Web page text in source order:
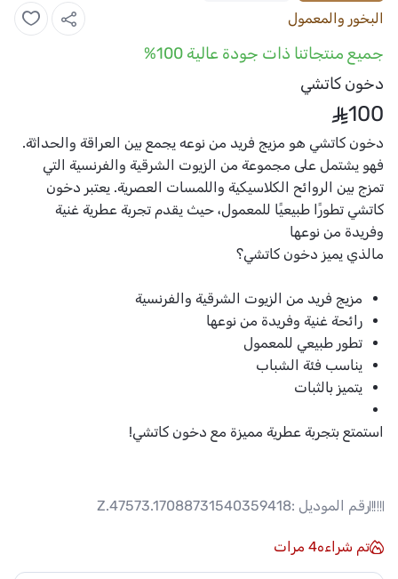
البخور والمعمول
جميع منتجاتنا ذات جودة عالية 100%
دخون كاتشي
100
دخون كاتشي هو مزيج فريد من نوعه يجمع بين العراقة والحداثة.
فهو يشتمل على مجموعة من الزيوت الشرقية والفرنسية التي
تمزج بين الروائح الكلاسيكية واللمسات العصرية. يعتبر دخون
كاتشي تطورًا طبيعيًا للمعمول، حيث يقدم تجربة عطرية غنية
وفريدة من نوعها
مالذي يميز دخون كاتشي؟
مزيج فريد من الزيوت الشرقية والفرنسية
رائحة غنية وفريدة من نوعها
تطور طبيعي للمعمول
يناسب فئة الشباب
يتميز بالثبات
استمتع بتجربة عطرية مميزة مع دخون كاتشي!
رقم الموديل :Z.47573.17088731540359418
تم شراءه4 مرات